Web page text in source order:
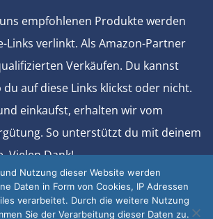
empfohlenen Produkte werden
Links verlinkt. Als Amazon-Partner
Verkäufen. Du kannst
auf diese Links klickst oder nicht.
einkaufst, erhalten wir vom
So unterstützt du mit deinem
Vielen Dank!
uns
Nutzung dieser Website werden
Daten in Form von Cookies, IP Adressen
verarbeitet. Durch die weitere Nutzung
Sie der Verarbeitung dieser Daten zu.